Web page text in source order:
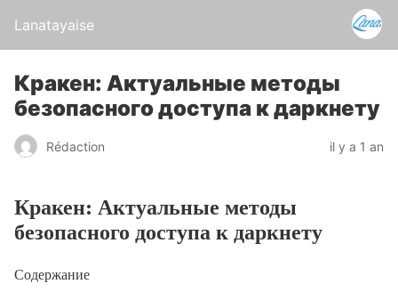
Lanatayaise
Кракен: Актуальные методы
безопасного доступа к даркнету
Rédaction il y a 1 an
Кракен: Актуальные методы
безопасного доступа к даркнету
Содержание